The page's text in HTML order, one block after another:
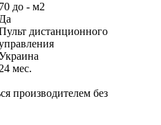
70 до - м2
дистанционного
мес.
производителем без